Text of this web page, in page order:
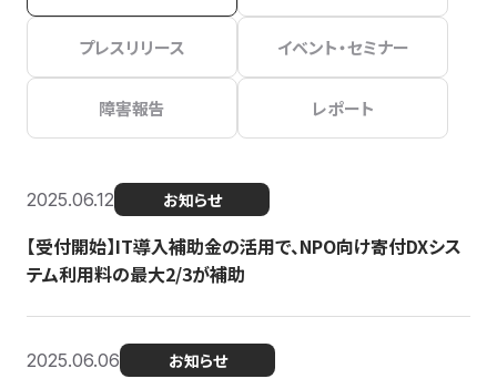
プレスリリース イベント・セミナー
障害報告 レポート
2025.06.12 お知らせ
【受付開始】IT導入補助金の活用で、NPO向け寄付DXシス
テム利用料の最大2/3が補助
2025.06.06 お知らせ